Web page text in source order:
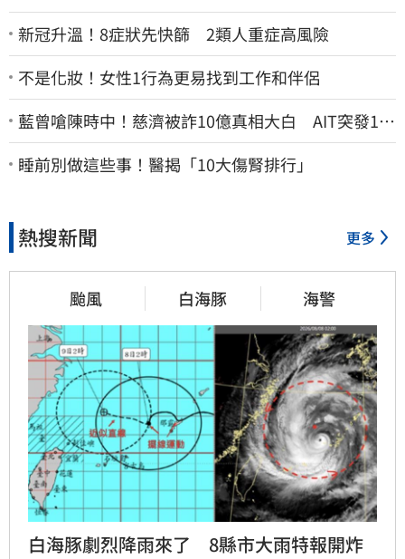
新冠升溫！8症狀先快篩 2類人重症高風險
不是化妝！女性1行為更易找到工作和伴侶
藍曾嗆陳時中！慈濟被詐10億真相大白 AIT突發1文
酸爆…他笑：真的很會
睡前別做這些事！醫揭「10大傷腎排行」
熱搜新聞 更多
颱風 白海豚 海警
白海豚劇烈降雨來了　8縣市大雨特報開炸